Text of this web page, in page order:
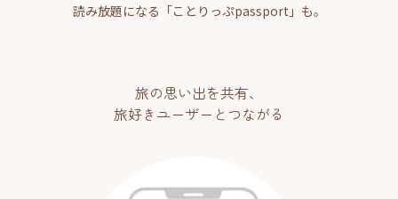
読み放題になる「ことりっぷpassport」も。
旅の思い出を共有、
旅好きユーザーとつながる